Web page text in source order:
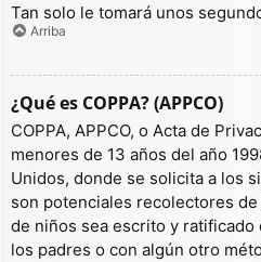
Tan solo le tomará unos
Arriba
¿Qué es COPPA? (APPCO)
COPPA, APPCO, o Acta de
menores de 13 años del año
Unidos, donde se solicita a los
son potenciales recolectores
de niños sea escrito y
los padres o con algún otro